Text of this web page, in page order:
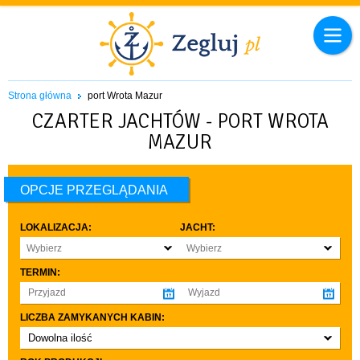
Strona główna port Wrota Mazur
CZARTER JACHTÓW - PORT WROTA
MAZUR
OPCJE PRZEGLĄDANIA
LOKALIZACJA:
Wybierz
JACHT:
Wybierz
TERMIN:
LICZBA ZAMYKANYCH KABIN:
Dowolna ilość